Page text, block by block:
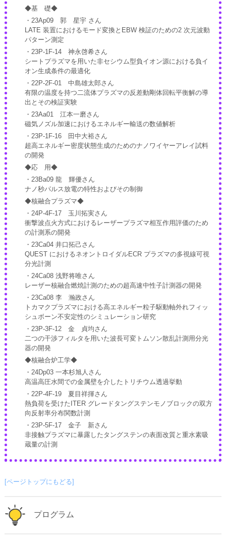
◆基 礎◆
・23Ap09 郭 星宇 さん
LATE 装置におけるモード変換とEBW 検証のための2 次元波動
パターン測定
・23P-1F-14 神永啓希さん
シートプラズマを用いた非セシウム型負イオン源における負イ
オン生成条件の最適化
・22P-2F-01 中島雄太郎さん
有限の温度を持つ二流体プラズマの反差動剛体回転平衡解の導
出とその検証実験
・23Aa01 江本一磨さん
磁気ノズル加速におけるエネルギー輸送の数値解析
・23P-1F-16 田中大裕さん
超高エネルギー密度状態生成のためのナノワイヤーアレイ試料
の開発
◆応 用◆
・23Ba09 龍 輝優さん
ナノ秒パルス放電の特性およびその制御
◆核融合プラズマ◆
・24P-4F-17 玉川拓実さん
衝撃波点火方式におけるレーザープラズマ相互作用評価のため
の計測系の開発
・23Ca04 井口拓己さん
QUEST におけるネオントロイダルECR プラズマの多視線可視
分光計測
・24Ca08 浅野将唯さん
レーザー核融合燃焼計測のための超高速中性子計測器の開発
・23Ca08 李 瀚政さん
トカマクプラズマにおける高エネルギー粒子駆動軸外れフィッ
シュボーン不安定性のシミュレーション研究
・23P-3F-12 金 貞均さん
二つの干渉フィルタを用いた波長可変トムソン散乱計測用分光
器の開発
◆核融合炉工学◆
・24Dp03 一本杉旭人さん
高温高圧水間での金属壁を介したトリチウム透過挙動
・22P-4F-19 夏目祥揮さん
熱負荷を受けたITER グレードタングステンモノブロックの双方
向反射率分布関数計測
・23P-5F-17 金子 新さん
非接触プラズマに暴露したタングステンの表面改質と重水素吸
蔵量の計測
[ページトップにもどる]
プログラム